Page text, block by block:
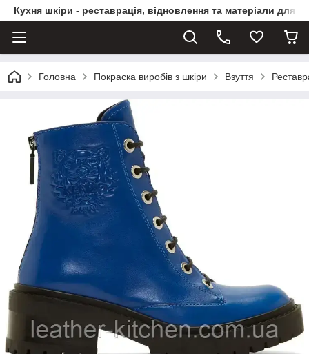
Кухня шкіри - реставрація, відновлення та матеріали для
Головна Покраска виробів з шкіри Взуття